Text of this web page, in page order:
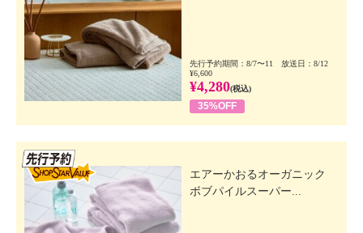
先行予約期間：8/7〜11 放送日：8/12
¥6,600
¥4,280(税込)
35%OFF
エアーかおるオーガニック
ボブパイルスーパー...